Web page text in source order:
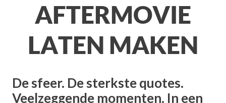
AFTERMOVIE
LATEN MAKEN
De sfeer. De sterkste quotes.
Veelzeggende momenten. In een